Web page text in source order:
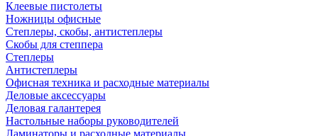
Клеевые пистолеты
Ножницы офисные
Степлеры, скобы, антистеплеры
Скобы для степпера
Степлеры
Антистеплеры
Офисная техника и расходные материалы
Деловые аксессуары
Деловая галантерея
Настольные наборы руководителей
Ламинаторы и расходные материалы